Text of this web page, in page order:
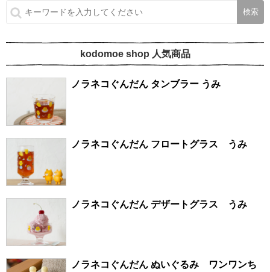
kodomoe shop 人気商品
ノラネコぐんだん タンブラー うみ
ノラネコぐんだん フロートグラス うみ
ノラネコぐんだん デザートグラス うみ
ノラネコぐんだん ぬいぐるみ ワンワンち